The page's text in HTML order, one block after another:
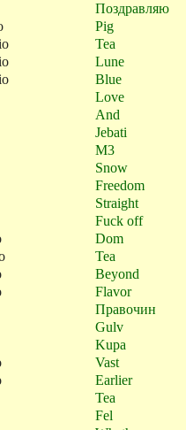
Поздравляю
Pig
Tea
Lune
Blue
Love
And
Jebati
M3
Snow
Freedom
Straight
Fuck off
Dom
Tea
Beyond
Flavor
Правочин
Gulv
Kupa
Vast
Earlier
Tea
Fel